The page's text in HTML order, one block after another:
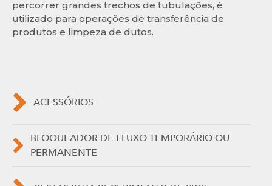
percorrer grandes trechos de tubulações, é
utilizado para operações de transferência de
produtos e limpeza de dutos.
ACESSÓRIOS
BLOQUEADOR DE FLUXO TEMPORÁRIO OU
PERMANENTE